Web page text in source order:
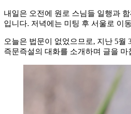
내일은 오전에 원로 스님들 일행과
입니다. 저녁에는 미팅 후 서울로 이
오늘은 법문이 없었으므로, 지난 5월
즉문즉설의 대화를 소개하며 글을 마